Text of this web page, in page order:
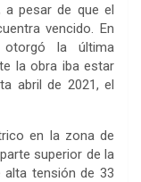
a pesar de que el
vencido. En
la última
la obra iba estar
abril de 2021, el
en la zona de
superior de la
alta tensión de 33